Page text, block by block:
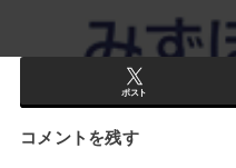
ポスト
コメントを残す